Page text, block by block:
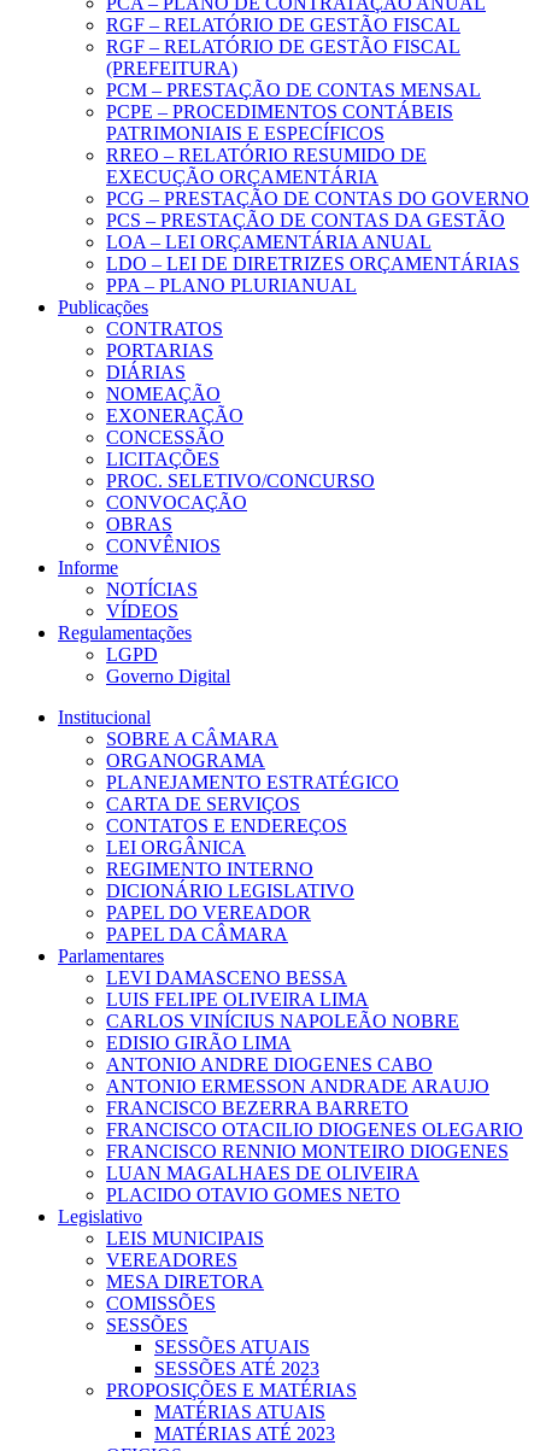
RGF – RELATÓRIO DE GESTÃO FISCAL
RGF – RELATÓRIO DE GESTÃO FISCAL
(PREFEITURA)
PCM – PRESTAÇÃO DE CONTAS MENSAL
PCPE – PROCEDIMENTOS CONTÁBEIS
PATRIMONIAIS E ESPECÍFICOS
RREO – RELATÓRIO RESUMIDO DE
EXECUÇÃO ORÇAMENTÁRIA
PCG – PRESTAÇÃO DE CONTAS DO GOVERNO
PCS – PRESTAÇÃO DE CONTAS DA GESTÃO
LOA – LEI ORÇAMENTÁRIA ANUAL
LDO – LEI DE DIRETRIZES ORÇAMENTÁRIAS
PPA – PLANO PLURIANUAL
Publicações
CONTRATOS
PORTARIAS
DIÁRIAS
NOMEAÇÃO
EXONERAÇÃO
CONCESSÃO
LICITAÇÕES
PROC. SELETIVO/CONCURSO
CONVOCAÇÃO
OBRAS
CONVÊNIOS
Informe
NOTÍCIAS
VÍDEOS
Regulamentações
LGPD
Governo Digital
Institucional
SOBRE A CÂMARA
ORGANOGRAMA
PLANEJAMENTO ESTRATÉGICO
CARTA DE SERVIÇOS
CONTATOS E ENDEREÇOS
LEI ORGÂNICA
REGIMENTO INTERNO
DICIONÁRIO LEGISLATIVO
PAPEL DO VEREADOR
PAPEL DA CÂMARA
Parlamentares
LEVI DAMASCENO BESSA
LUIS FELIPE OLIVEIRA LIMA
CARLOS VINÍCIUS NAPOLEÃO NOBRE
EDISIO GIRÃO LIMA
ANTONIO ANDRE DIOGENES CABO
ANTONIO ERMESSON ANDRADE ARAUJO
FRANCISCO BEZERRA BARRETO
FRANCISCO OTACILIO DIOGENES OLEGARIO
FRANCISCO RENNIO MONTEIRO DIOGENES
LUAN MAGALHAES DE OLIVEIRA
PLACIDO OTAVIO GOMES NETO
Legislativo
LEIS MUNICIPAIS
VEREADORES
MESA DIRETORA
COMISSÕES
SESSÕES
SESSÕES ATUAIS
SESSÕES ATÉ 2023
PROPOSIÇÕES E MATÉRIAS
MATÉRIAS ATUAIS
MATÉRIAS ATÉ 2023